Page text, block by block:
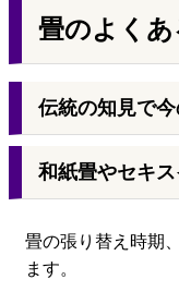
畳のよくあ
伝統の知見で
和紙畳やセキ
畳の張り替え時期
ます。